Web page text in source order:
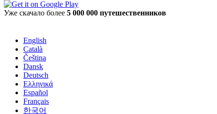
Уже скачало более 5 000 000 путешественников
English
Català
Čeština
Dansk
Deutsch
Ελληνικά
Español
Français
한국어